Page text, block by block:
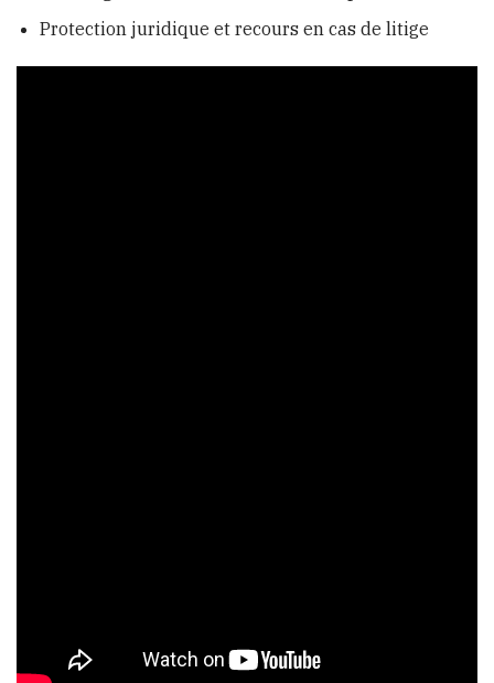
Protection juridique et recours en cas de litige